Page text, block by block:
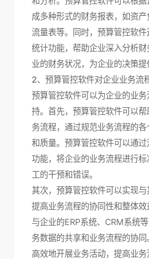
成多种形式的财务报表，如资
流量表等。同时，预算管控软
统计功能，帮助企业深入分析
业的财务状况，为企业的决策提
2、预算管控软件对企业业务流
预算管控软件可以为企业的业
持。首先，预算管控软件可以
务流程，通过规范业务流程的
和质量。预算管控软件可以通
功能，将企业的业务流程进行
工的干预和错误。
其次，预算管控软件可以实现与
提高业务流程的协同性和整体
与企业的ERP系统、CRM系统
务数据的共享和业务流程的协
高效地开展业务活动，提高业务